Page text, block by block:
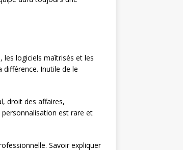
, les logiciels maîtrisés et les
Inutile de le
droit des affaires,
est rare et
Savoir expliquer